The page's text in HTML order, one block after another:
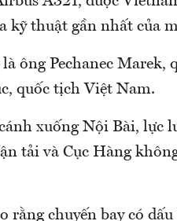
kỹ thuật gần nhất của
ông Pechanec Marek,
quốc tịch Việt Nam.
xuống Nội Bài, lực
tải và Cục Hàng
rằng chuyến bay có